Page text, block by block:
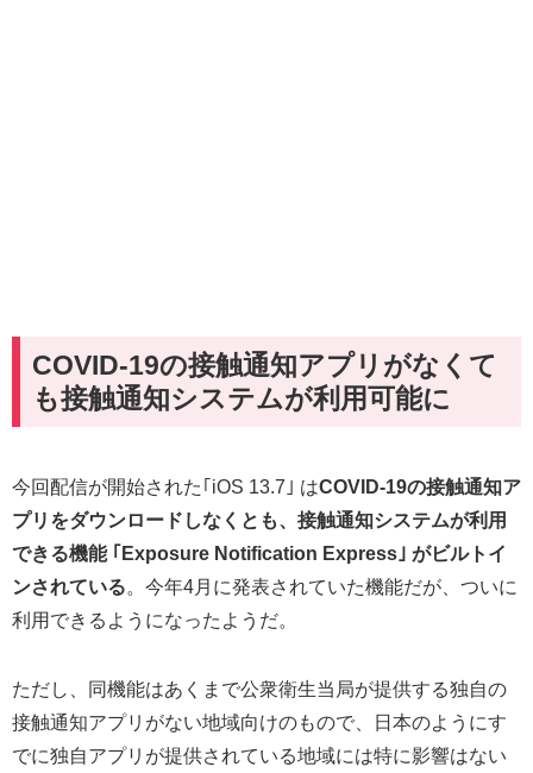
COVID-19の接触通知アプリがなくて
も接触通知システムが利用可能に
今回配信が開始された｢iOS 13.7｣ はCOVID-19の接触通知ア
プリをダウンロードしなくとも、接触通知システムが利用
できる機能 ｢Exposure Notification Express｣ がビルトイ
ンされている。今年4月に発表されていた機能だが、ついに
利用できるようになったようだ。
ただし、同機能はあくまで公衆衛生当局が提供する独自の
接触通知アプリがない地域向けのもので、日本のようにす
でに独自アプリが提供されている地域には特に影響はない